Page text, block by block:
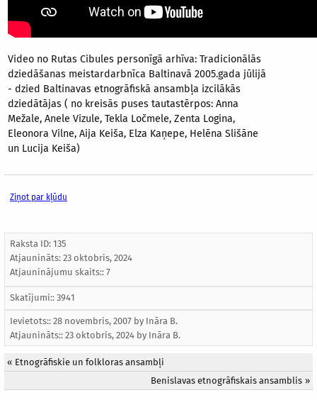
Video no Rutas Cibules personīgā arhīva: Tradicionālās
dziedāšanas meistardarbnīca Baltinavā 2005.gada jūlijā
- dzied Baltinavas etnogrāfiskā ansambļa izcilākās
dziedātājas ( no kreisās puses tautastērpos: Anna
Mežale, Anele Vizule, Tekla Ločmele, Zenta Logina,
Eleonora Vilne, Aija Keiša, Elza Kaņepe, Helēna Slišāne
un Lucija Keiša)
Ziņot par kļūdu
Raksta ID: 135
Atjaunināts: 23 oktobris, 2024
Atjauninājumu skaits:: 7
Skatījumi:: 3941
Ievietots:: 28 novembris, 2007 by Ināra B.
Atjaunināts:: 23 oktobris, 2024 by Ināra B.
« Etnogrāfiskie un folkloras ansambļi
Benislavas etnogrāfiskais ansamblis »